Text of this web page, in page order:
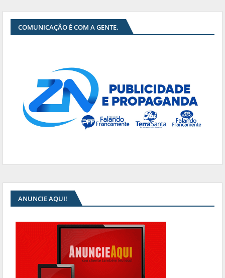
COMUNICAÇÃO É COM A GENTE.
ANUNCIE AQUI!